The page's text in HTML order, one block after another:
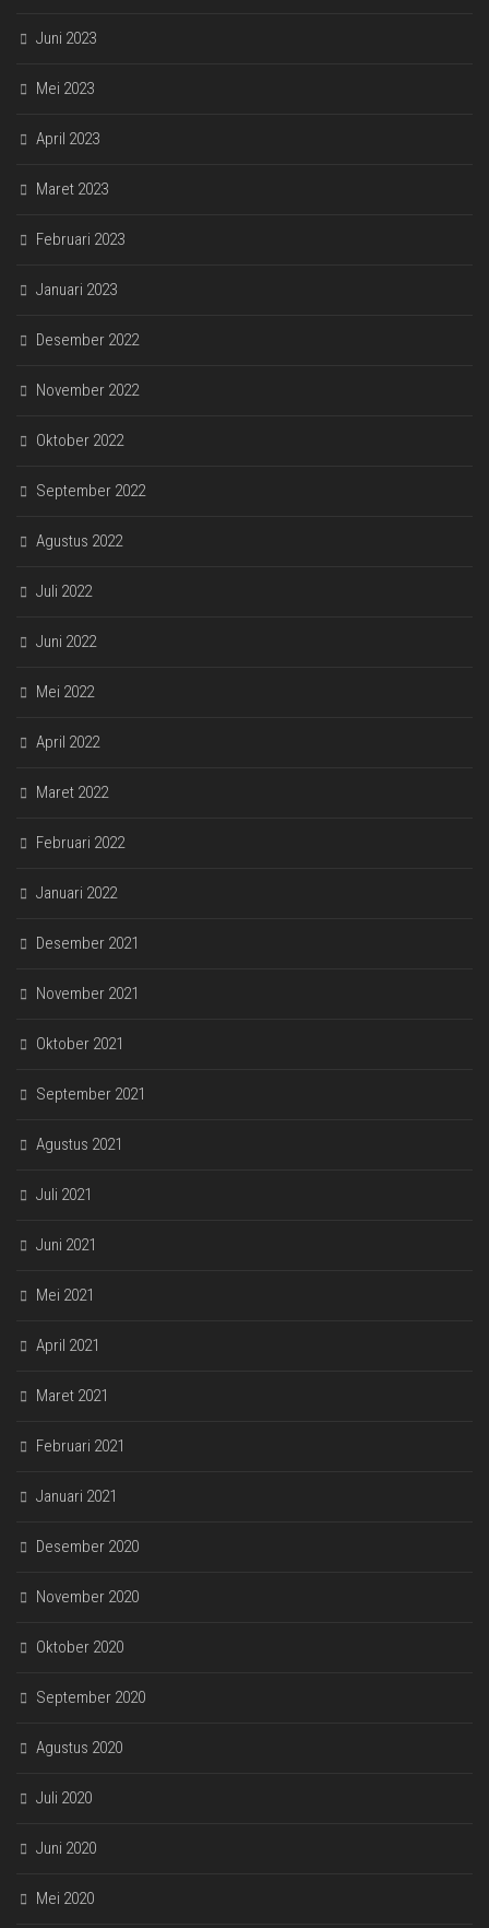
Juni 2023
Mei 2023
April 2023
Maret 2023
Februari 2023
Januari 2023
Desember 2022
November 2022
Oktober 2022
September 2022
Agustus 2022
Juli 2022
Juni 2022
Mei 2022
April 2022
Maret 2022
Februari 2022
Januari 2022
Desember 2021
November 2021
Oktober 2021
September 2021
Agustus 2021
Juli 2021
Juni 2021
Mei 2021
April 2021
Maret 2021
Februari 2021
Januari 2021
Desember 2020
November 2020
Oktober 2020
September 2020
Agustus 2020
Juli 2020
Juni 2020
Mei 2020